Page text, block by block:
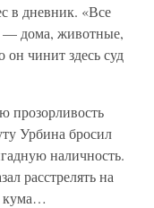
в дневник. «Все
— дома, животные,
чинит здесь суд
прозорливость
Урбина бросил
наличность.
расстрелять на
кума…